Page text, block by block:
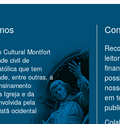
Cultural Montfort
civil de
que tem
entre outras, a
Igreja e da
pela
ocidental
em